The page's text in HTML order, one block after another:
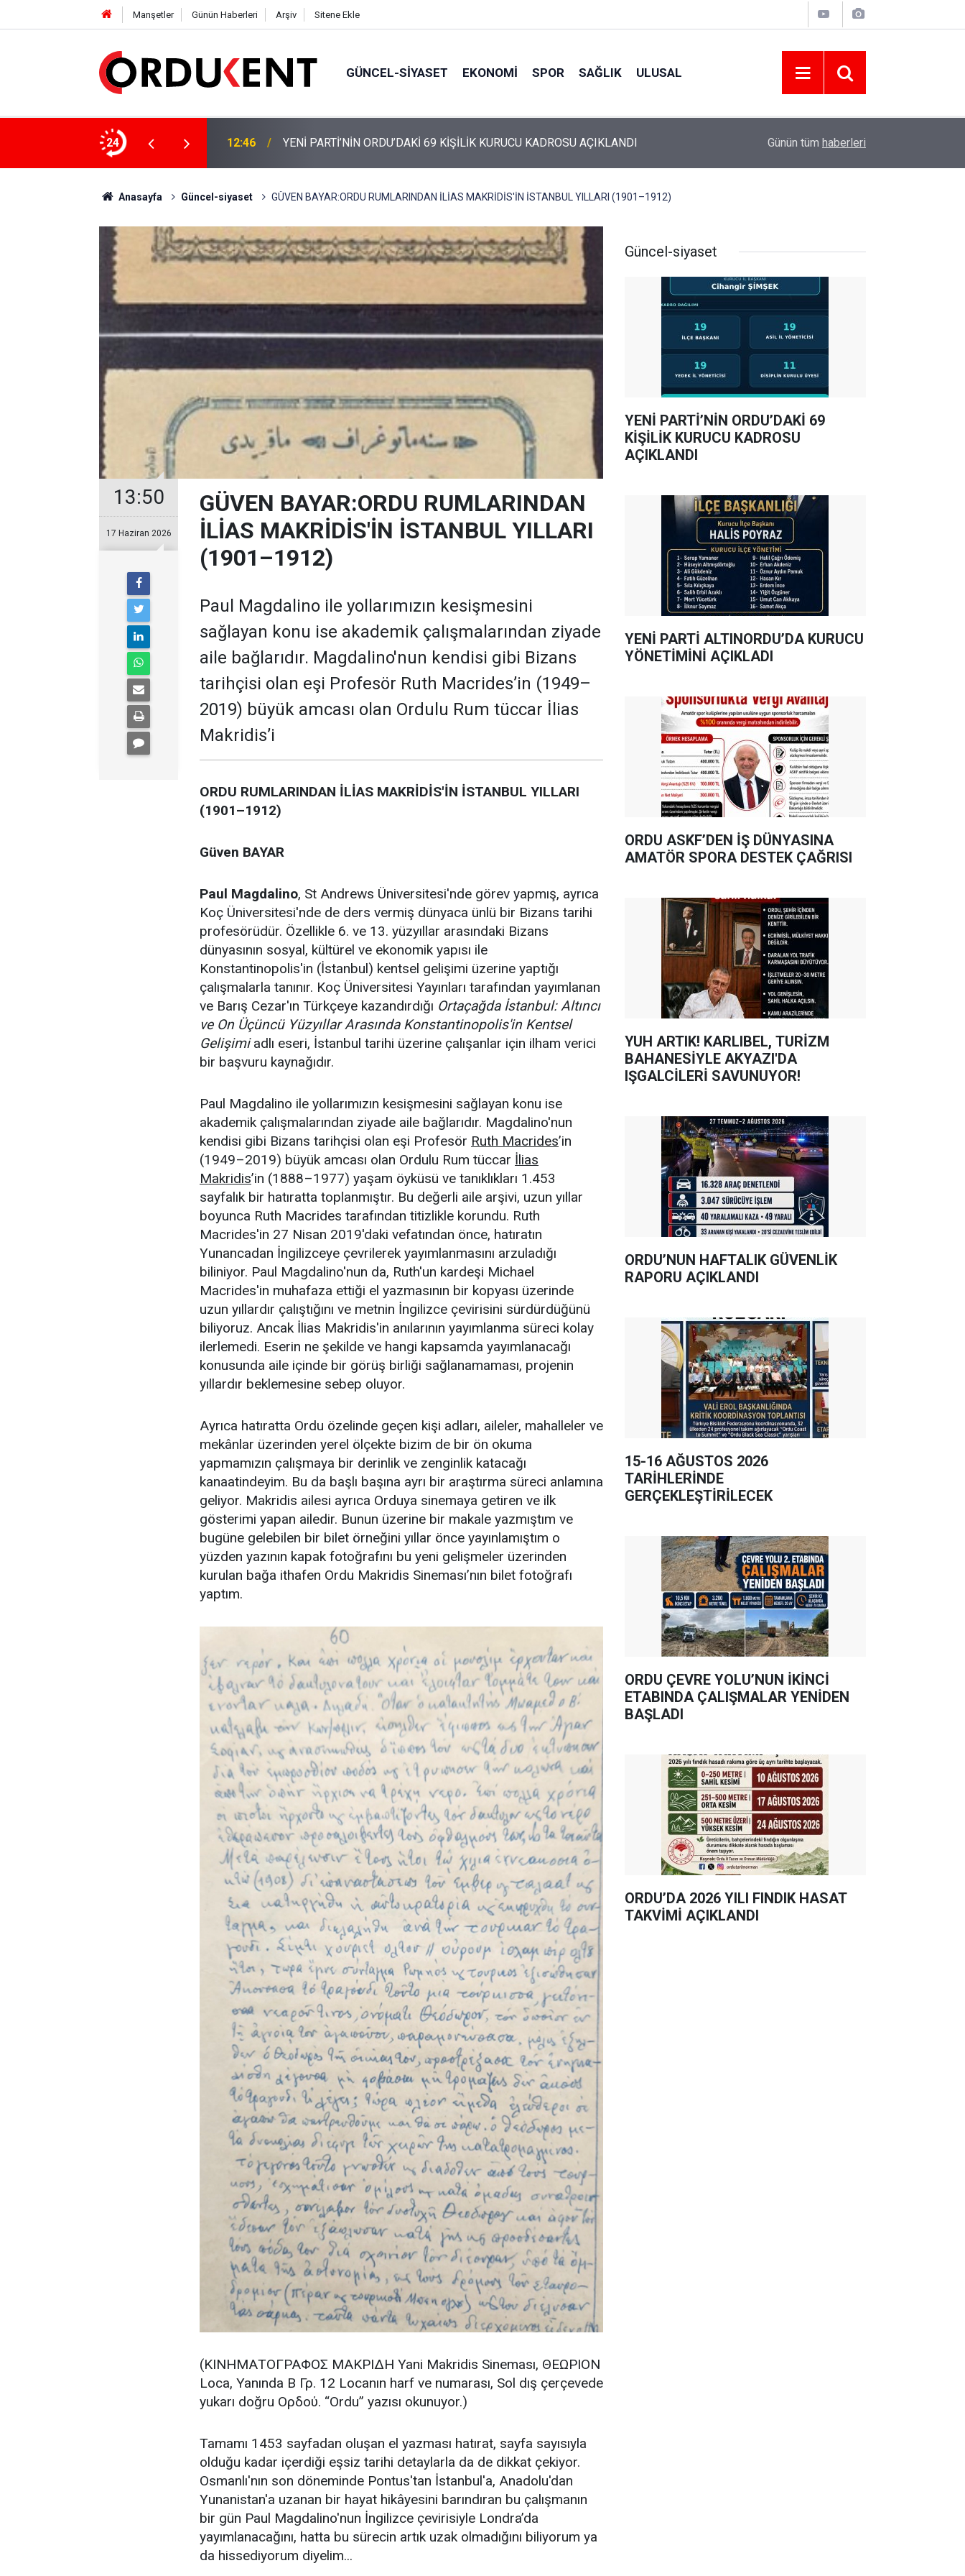
Manşetler Günün Haberleri Arşiv Sitene Ekle
GÜNCEL-SIYASET EKONOMI SPOR SAĞLIK ULUSAL
24
KURUCU KADROSU AÇIKLANDI 12:22 YENİ PARTİ ALTINORDU’DA KURUCU YÖNETİMİNİ AÇIKLADI ORDU ASKF’DEN İŞ DÜNYASINA AMATÖR
Günün tüm haberleri
Anasayfa Güncel-siyaset GÜVEN BAYAR:ORDU RUMLARINDAN İLİAS MAKRİDİS'İN İSTANBUL YILLARI (1901–1912)
13:50
17 Haziran 2026
GÜVEN BAYAR:ORDU RUMLARINDAN
İLİAS MAKRİDİS'İN İSTANBUL YILLARI
(1901–1912)
Paul Magdalino ile yollarımızın kesişmesini
sağlayan konu ise akademik çalışmalarından ziyade
aile bağlarıdır. Magdalino'nun kendisi gibi Bizans
tarihçisi olan eşi Profesör Ruth Macrides’in (1949–
2019) büyük amcası olan Ordulu Rum tüccar İlias
Makridis’i
ORDU RUMLARINDAN İLİAS MAKRİDİS'İN İSTANBUL YILLARI
(1901–1912)
Güven BAYAR
Paul Magdalino, St Andrews Üniversitesi'nde görev yapmış, ayrıca
Koç Üniversitesi'nde de ders vermiş dünyaca ünlü bir Bizans tarihi
profesörüdür. Özellikle 6. ve 13. yüzyıllar arasındaki Bizans
dünyasının sosyal, kültürel ve ekonomik yapısı ile
Konstantinopolis'in (İstanbul) kentsel gelişimi üzerine yaptığı
çalışmalarla tanınır. Koç Üniversitesi Yayınları tarafından yayımlanan
ve Barış Cezar'ın Türkçeye kazandırdığı Ortaçağda İstanbul: Altıncı
ve On Üçüncü Yüzyıllar Arasında Konstantinopolis'in Kentsel
Gelişimiadlı eseri, İstanbul tarihi üzerine çalışanlar için ilham verici
bir başvuru kaynağıdır.
Paul Magdalino ile yollarımızın kesişmesini sağlayan konu ise
akademik çalışmalarından ziyade aile bağlarıdır. Magdalino'nun
kendisi gibi Bizans tarihçisi olan eşi Profesör Ruth Macrides’in
(1949–2019) büyük amcası olan Ordulu Rum tüccar İlias
Makridis’in (1888–1977) yaşam öyküsü ve tanıklıkları 1.453
sayfalık bir hatıratta toplanmıştır. Bu değerli aile arşivi, uzun yıllar
boyunca Ruth Macrides tarafından titizlikle korundu. Ruth
Macrides'in 27 Nisan 2019'daki vefatından önce, hatıratın
Yunancadan İngilizceye çevrilerek yayımlanmasını arzuladığı
biliniyor. Paul Magdalino'nun da, Ruth'un kardeşi Michael
Macrides'in muhafaza ettiği el yazmasının bir kopyası üzerinde
uzun yıllardır çalıştığını ve metnin İngilizce çevirisini sürdürdüğünü
biliyoruz. Ancak İlias Makridis'in anılarının yayımlanma süreci kolay
ilerlemedi. Eserin ne şekilde ve hangi kapsamda yayımlanacağı
konusunda aile içinde bir görüş birliği sağlanamaması, projenin
yıllardır beklemesine sebep oluyor.
Ayrıca hatıratta Ordu özelinde geçen kişi adları, aileler, mahalleler ve
mekânlar üzerinden yerel ölçekte bizim de bir ön okuma
yapmamızın çalışmaya bir derinlik ve zenginlik katacağı
kanaatindeyim. Bu da başlı başına ayrı bir araştırma süreci anlamına
geliyor. Makridis ailesi ayrıca Orduya sinemaya getiren ve ilk
gösterimi yapan ailedir. Bunun üzerine bir makale yazmıştım ve
bugüne gelebilen bir bilet örneğini yıllar önce yayınlamıştım o
yüzden yazının kapak fotoğrafını bu yeni gelişmeler üzerinden
kurulan bağa ithafen Ordu Makridis Sineması’nın bilet fotoğrafı
yaptım.
(ΚΙΝΗΜΑΤΟΓΡΑΦΟΣ ΜΑΚΡΙΔΗ Yani Makridis Sineması, ΘΕΩΡΙΟΝ
Loca, Yanında B Γρ. 12 Locanın harf ve numarası, Sol dış çerçevede
yukarı doğru Oρδού. “Ordu” yazısı okunuyor.)
Tamamı 1453 sayfadan oluşan el yazması hatırat, sayfa sayısıyla
olduğu kadar içerdiği eşsiz tarihi detaylarla da de dikkat çekiyor.
Osmanlı'nın son döneminde Pontus'tan İstanbul'a, Anadolu'dan
Yunanistan'a uzanan bir hayat hikâyesini barındıran bu çalışmanın
bir gün Paul Magdalino'nun İngilizce çevirisiyle Londra’da
yayımlanacağını, hatta bu sürecin artık uzak olmadığını biliyorum ya
da hissediyorum diyelim...
Güncel-siyaset
YENİ PARTİ’NİN ORDU’DAKİ 69
KİŞİLİK KURUCU KADROSU
AÇIKLANDI
YENİ PARTİ ALTINORDU’DA KURUCU
YÖNETİMİNİ AÇIKLADI
ORDU ASKF’DEN İŞ DÜNYASINA
AMATÖR SPORA DESTEK ÇAĞRISI
YUH ARTIK! KARLIBEL, TURİZM
BAHANESİYLE AKYAZI'DA
IŞGALCİLERİ SAVUNUYOR!
ORDU’NUN HAFTALIK GÜVENLİK
RAPORU AÇIKLANDI
15-16 AĞUSTOS 2026
TARİHLERİNDE
GERÇEKLEŞTİRİLECEK
ORDU ÇEVRE YOLU’NUN İKİNCİ
ETABINDA ÇALIŞMALAR YENİDEN
BAŞLADI
ORDU’DA 2026 YILI FINDIK HASAT
TAKVİMİ AÇIKLANDI